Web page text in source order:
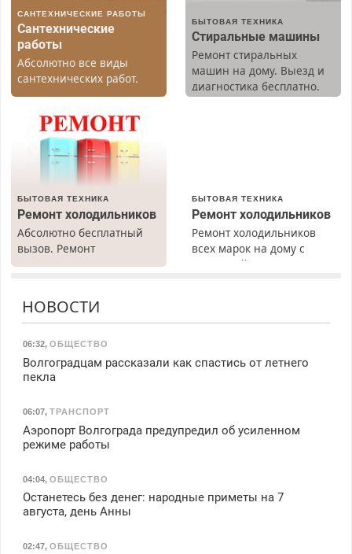
САНТЕХНИЧЕСКИЕ РАБОТЫ
Сантехнические
работы
Абсолютно все виды
сантехнических работ.
Быстро. Качественно.
БЫТОВАЯ ТЕХНИКА
Стиральные машины
Ремонт стиральных
машин на дому. Выезд и
диагностика бесплатно.
БЫТОВАЯ ТЕХНИКА
Ремонт холодильников
Абсолютно бесплатный
вызов. Ремонт
холодильников всех
Срочно. Без выходных.
Пенсионерам – скидки до
40%. Мастер со стажем.
БЫТОВАЯ ТЕХНИКА
Ремонт холодильников
Ремонт холодильников
всех марок на дому с
гарантией. Замена
Вызов бесплатный.
НОВОСТИ
06:32, ОБЩЕСТВО
Волгоградцам рассказали как спастись от летнего
пекла
06:07, ТРАНСПОРТ
Аэропорт Волгограда предупредил об усиленном
режиме работы
04:04, ОБЩЕСТВО
Останетесь без денег: народные приметы на 7
августа, день Анны
02:47, ОБЩЕСТВО